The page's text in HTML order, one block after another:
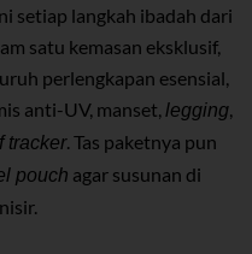
setiap langkah ibadah dari
satu kemasan eksklusif,
perlengkapan esensial,
anti-UV, manset, legging,
tracker. Tas paketnya pun
pouch agar susunan di